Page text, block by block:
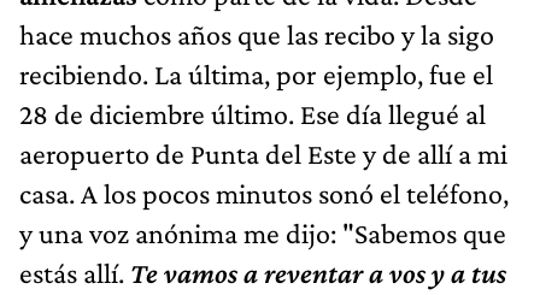
hace muchos años que las recibo y la sigo
recibiendo. La última, por ejemplo, fue el
28 de diciembre último. Ese día llegué al
aeropuerto de Punta del Este y de allí a mi
casa. A los pocos minutos sonó el teléfono,
y una voz anónima me dijo: "Sabemos que
estás allí. Te vamos a reventar a vos y a tus